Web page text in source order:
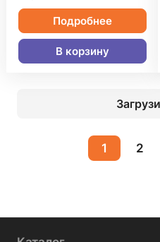
Подробнее
В корзину
1 2